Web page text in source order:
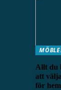
Allt du
att
för